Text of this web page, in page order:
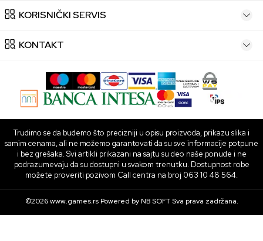
KORISNIČKI SERVIS
KONTAKT
Trudimo se da budemo što precizniji u opisu proizvoda, prikazu slika i
samim cenama, ali ne možemo garantovati da su sve informacije potpune
i bez grešaka. Svi artikli prikazani na sajtu su deo naše ponude i ne
podrazumevaju da su dostupni u svakom trenutku. Dostupnost robe
možete proveriti pozivom Call centra na broj 063 10 48 564.
©2026www.games.rs Powered byNB SOFTSva prava zadržana.